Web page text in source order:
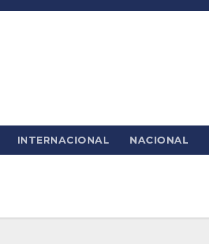
INTERNACIONAL NACIONAL